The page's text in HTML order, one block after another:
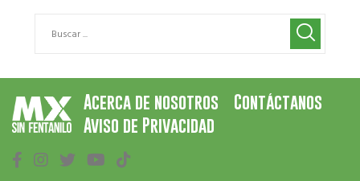
Acerca de nosotros
Contáctanos
Aviso de Privacidad